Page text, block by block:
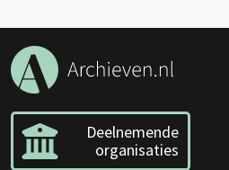
Deelnemende
organisaties